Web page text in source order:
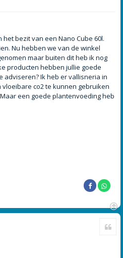
bezit van een Nano Cube 60l.
Nu hebben we van de winkel
maar buiten dit heb ik nog
producten hebben jullie goede
Ik heb er vallisneria in
co2 te kunnen gebruiken
een goede plantenvoeding heb
O